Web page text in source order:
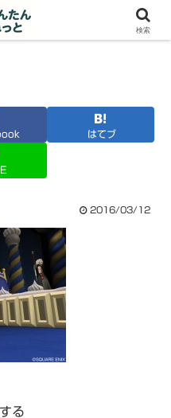
の備忘録
はてブ
2016/03/12
る
検索